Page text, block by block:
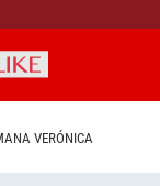
VERÓNICA